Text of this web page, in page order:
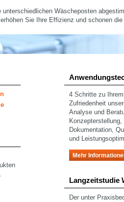
unterschiedlichen Wäscheposten
Sie Ihre Effizienz und schonen
4 Schritte zu
Zufriedenheit
Analyse und
Dokumentation,
und
Mehr
Langzeitstudie
Der unter